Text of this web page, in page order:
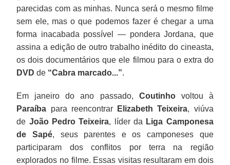
parecidas com as minhas. Nunca será o mesmo filme
sem ele, mas o que podemos fazer é chegar a uma
forma inacabada possível — pondera Jordana, que
assina a edição de outro trabalho inédito do cineasta,
os dois documentários que ele filmou para o extra do
DVD de “Cabra marcado...”.
Em janeiro do ano passado, Coutinhovoltou à
Paraíba para reencontrar Elizabeth Teixeira, viúva
de João Pedro Teixeira, líder da Liga Camponesa
de Sapé, seus parentes e os camponeses que
participaram dos conflitos por terra na região
explorados no filme. Essas visitas resultaram em dois